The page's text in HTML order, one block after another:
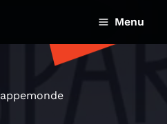
Menu